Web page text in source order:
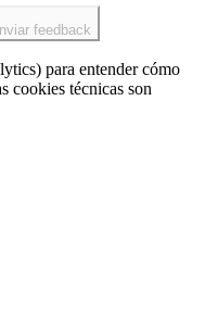
feedback
para entender cómo
cookies técnicas son